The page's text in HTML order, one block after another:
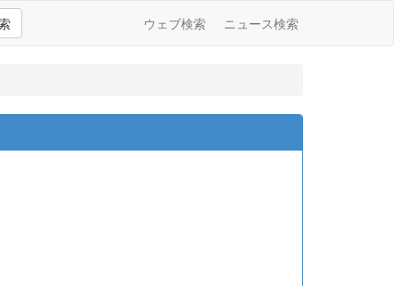
ウェブ検索 ニュース検索